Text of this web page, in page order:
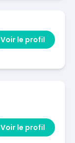
Voir le profil
Voir le profil